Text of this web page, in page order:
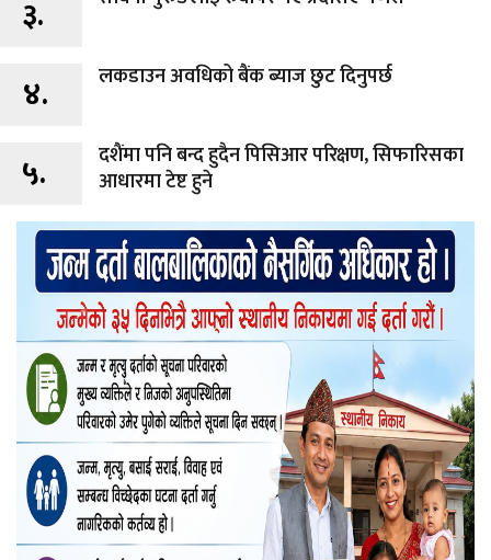
३.
४. लकडाउन अवधिको बैंक ब्याज छुट दिनुपर्छ
५.
दशैंमा पनि बन्द हुदैन पिसिआर परिक्षण, सिफारिसका
आधारमा टेष्ट हुने